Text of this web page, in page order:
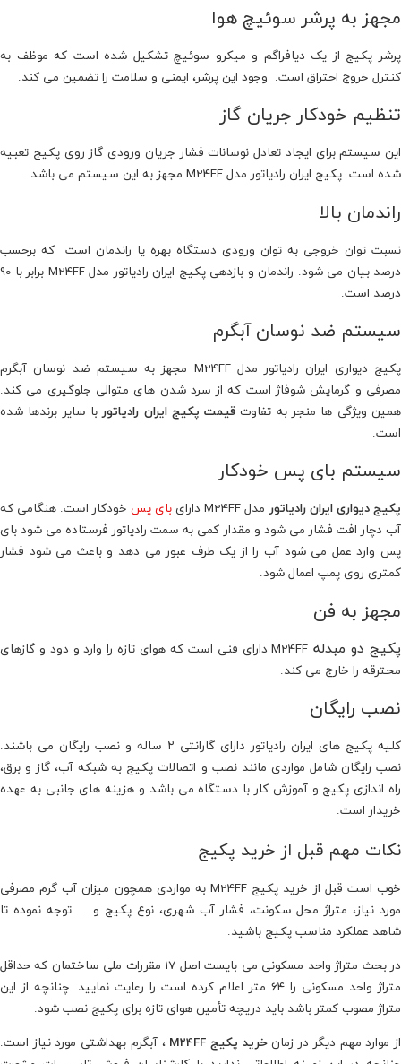
مجهز به پرشر سوئیچ هوا
پرشر پکیج از یک دیافراگم و میکرو سوئیچ تشکیل شده است که موظف به
کنترل خروج احتراق است. وجود این پرشر، ایمنی و سلامت را تضمین می کند.
تنظیم خودکار جریان گاز
این سیستم برای ایجاد تعادل نوسانات فشار جریان ورودی گاز روی پکیج تعبیه
شده است. پکیج ایران رادیاتور مدل M24FF مجهز به این سیستم می باشد.
راندمان بالا
نسبت توان خروجی به توان ورودی دستگاه بهره یا راندمان است که برحسب
درصد بیان می شود. راندمان و بازدهی پکیج ایران رادیاتور مدل M24FF برابر با 90
درصد است.
سیستم ضد نوسان آبگرم
پکیج دیواری ایران رادیاتور مدل M24FF مجهز به سیستم ضد نوسان آبگرم
مصرفی و گرمایش شوفاژ است که از سرد شدن های متوالی جلوگیری می کند.
همین ویژگی ها منجر به تفاوت قیمت پکیج ایران رادیاتوربا سایر برندها شده
است.
سیستم بای پس خودکار
پکیج دیواری ایران رادیاتورمدل M24FF دارای بای پس خودکار است. هنگامی که
آب دچار افت فشار می شود و مقدار کمی به سمت رادیاتور فرستاده می شود بای
پس وارد عمل می شود آب را از یک طرف عبور می دهد و باعث می شود فشار
کمتری روی پمپ اعمال شود.
مجهز به فن
پکیج دو مبدله
M24FF دارای فنی است که هوای تازه را وارد و دود و گازهای
محترقه را خارج می کند.
نصب رایگان
کلیه پکیج های ایران رادیاتور دارای گارانتی ۲ ساله و نصب رایگان می باشند.
نصب رایگان شامل مواردی مانند نصب و اتصالات پکیج به شبکه آب، گاز و برق،
راه اندازی پکیج و آموزش کار با دستگاه می باشد و هزینه های جانبی به عهده
خریدار است.
نکات مهم قبل از خرید پکیج
خوب است قبل از خرید پکیج M24FF به مواردی همچون میزان آب گرم مصرفی
مورد نیاز، متراژ محل سکونت، فشار آب شهری، نوع پکیج و … توجه نموده تا
شاهد عملکرد مناسب پکیج باشید.
در بحث متراژ واحد مسکونی می بایست اصل 17 مقررات ملی ساختمان که حداقل
متراژ واحد مسکونی را ۶۴ متر اعلام کرده است را رعایت نمایید. چنانچه از این
متراژ مصوب کمتر باشد باید دریچه تأمین هوای تازه برای پکیج نصب شود.
از موارد مهم دیگر در زمانخرید پکیج M24FF ، آبگرم بهداشتی مورد نیاز است.